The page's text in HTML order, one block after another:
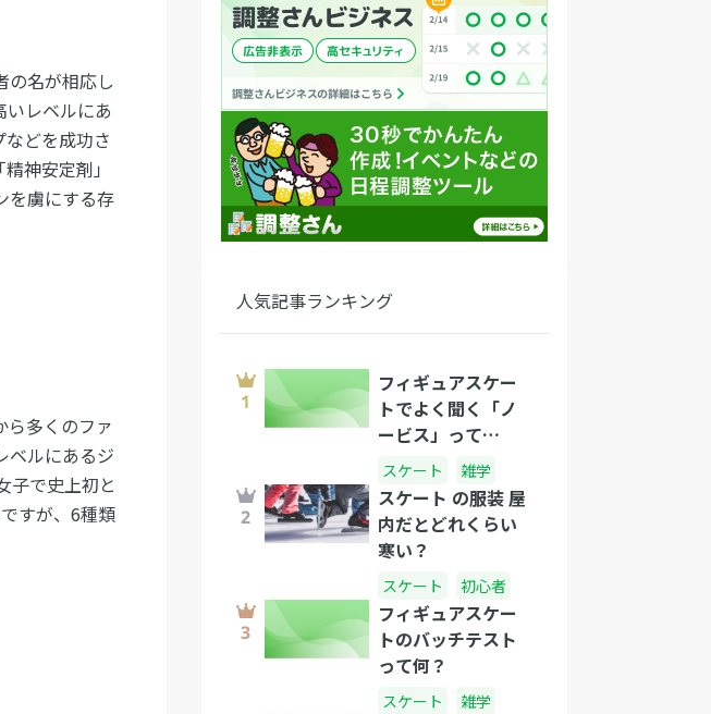
の名が相応し
レベルにあ
どを成功さ
神安定剤」
を虜にする存
ら多くのファ
ベルにあるジ
子で史上初と
すが、6種類
人気記事ランキング
フィギュアスケー
トでよく聞く「ノ
ービス」って
何？？
スケート 雑学
スケート の服装 屋
内だとどれくらい
寒い？
スケート 初心者
フィギュアスケー
トのバッチテスト
って何？
スケート 雑学